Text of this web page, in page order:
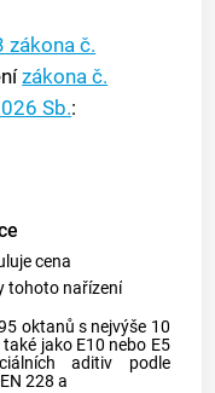
zákona č.
zákona č.
Sb.:
cena
tohoto nařízení
oktanů s nejvýše 10
jako E10 nebo E5
aditiv podle
228 a